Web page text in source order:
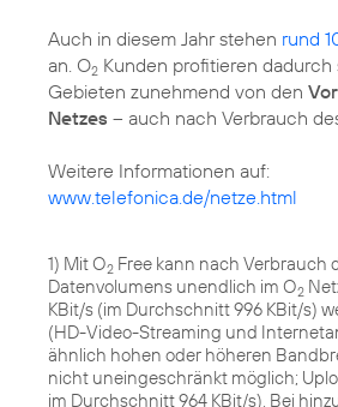
Auch in diesem Jahr stehen rund
an. O2 Kunden profitieren
Gebieten zunehmend von den
Netzes – auch nach Verbrauch
Weitere Informationen auf:
www.telefonica.de/netze.html
1) Mit O2 Free kann nach Verbrauch
Datenvolumens unendlich im O2
KBit/s (im Durchschnitt 996 KBit/s)
(HD-Video-Streaming und
ähnlich hohen oder höheren
nicht uneingeschränkt möglich;
im Durchschnitt 964 KBit/s). Bei